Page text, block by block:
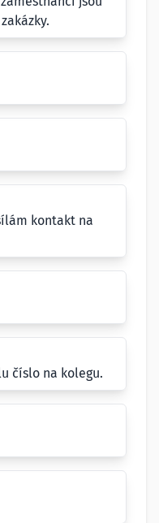
kontakt na
číslo na kolegu.